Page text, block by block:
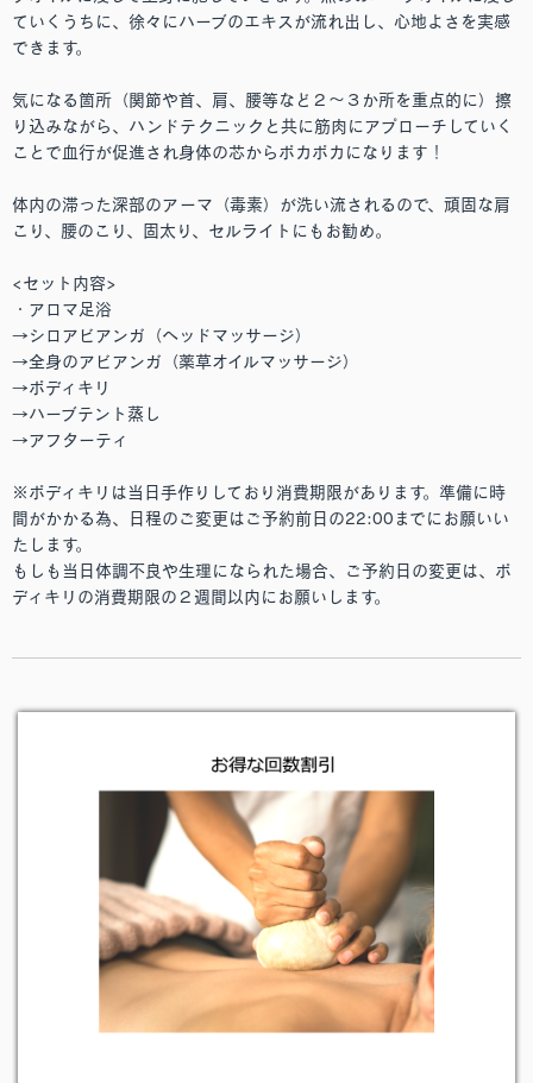
ていくうちに、徐々にハーブのエキスが流れ出し、心地よさを実感
できます。
気になる箇所（関節や首、肩、腰等など２～３か所を重点的に）擦
り込みながら、ハンドテクニックと共に筋肉にアプローチしていく
ことで血行が促進され身体の芯からポカポカになります！
体内の滞った深部のアーマ（毒素）が洗い流されるので、頑固な肩
こり、腰のこり、固太り、セルライトにもお勧め。
<セット内容>
・アロマ足浴
→シロアビアンガ（ヘッドマッサージ）
→全身のアビアンガ（薬草オイルマッサージ）
→ポディキリ
→ハーブテント蒸し
→アフターティ
※ポディキリは当日手作りしており消費期限があります。準備に時
間がかかる為、日程のご変更はご予約前日の22:00までにお願いい
たします。
もしも当日体調不良や生理になられた場合、ご予約日の変更は、ポ
ディキリの消費期限の２週間以内にお願いします。